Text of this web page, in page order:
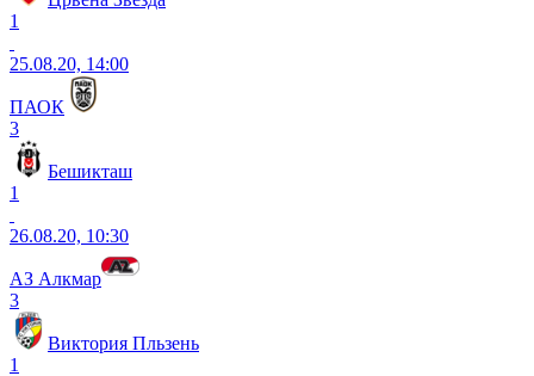
1
25.08.20, 14:00
ПАОК
3
Бешикташ
1
26.08.20, 10:30
АЗ Алкмар
3
Виктория Пльзень
1